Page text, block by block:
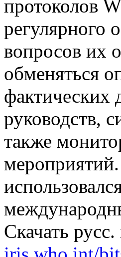
протоколов
регулярного
вопросов их
обменяться
фактических
руководств,
также
Скачать